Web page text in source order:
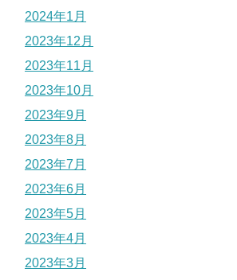
2024年1月
2023年12月
2023年11月
2023年10月
2023年9月
2023年8月
2023年7月
2023年6月
2023年5月
2023年4月
2023年3月